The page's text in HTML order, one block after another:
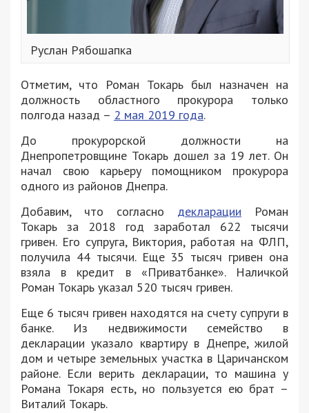
Руслан Рябошапка
Отметим, что Роман Токарь был назначен на
должность областного прокурора только
полгода назад – 2 мая 2019 года.
До прокурорской должности на
Днепропетровщине Токарь дошел за 19 лет. Он
начал свою карьеру помощником прокурора
одного из районов Днепра.
Добавим, что согласно декларации Роман
Токарь за 2018 год заработал 622 тысячи
гривен. Его супруга, Виктория, работая на ФЛП,
получила 44 тысячи. Еще 35 тысяч гривен она
взяла в кредит в «Приватбанке». Наличкой
Роман Токарь указал 520 тысяч гривен.
Еще 6 тысяч гривен находятся на счету супруги в
банке. Из недвижимости семейство в
декларации указало квартиру в Днепре, жилой
дом и четыре земельных участка в Царичанском
районе. Если верить декларации, то машина у
Романа Токаря есть, но пользуется ею брат –
Виталий Токарь.